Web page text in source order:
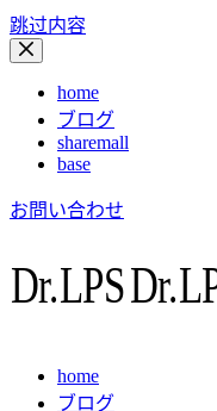
跳过内容
home
ブログ
sharemall
base
お問い合わせ
home
ブログ